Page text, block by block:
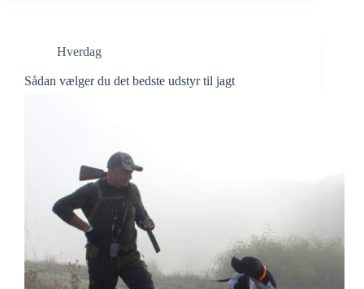
Hverdag
Sådan vælger du det bedste udstyr til jagt